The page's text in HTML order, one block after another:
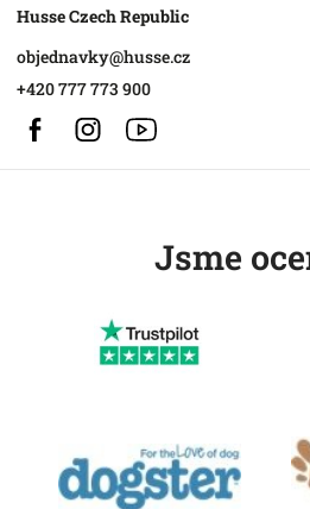
Husse Czech Republic
objednavky@husse.cz
+420 777 773 900
FacebookInstagram
Jsme